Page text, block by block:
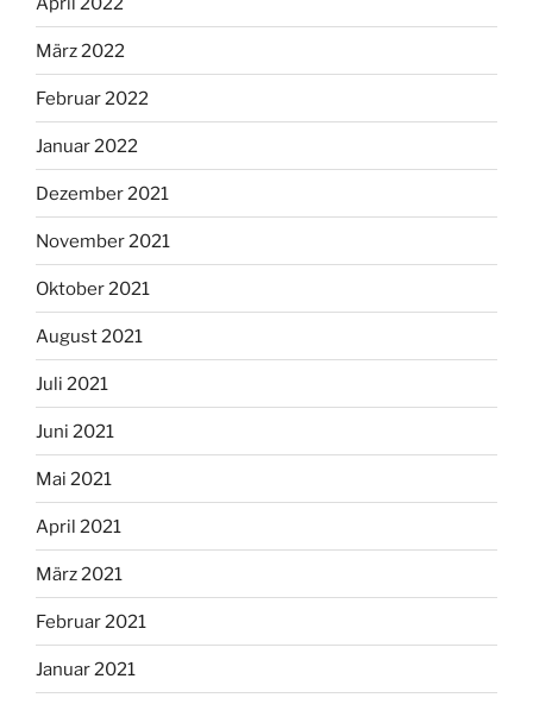
März 2022
Februar 2022
Januar 2022
Dezember 2021
November 2021
Oktober 2021
August 2021
Juli 2021
Juni 2021
Mai 2021
April 2021
März 2021
Februar 2021
Januar 2021